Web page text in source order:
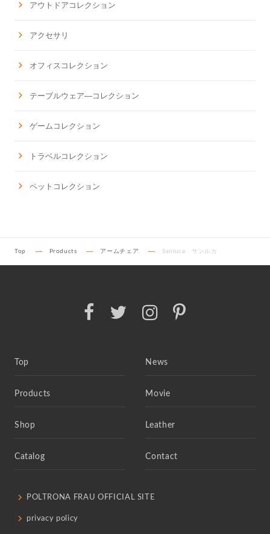
アウトドアコレクション
アクセサリ
オフィスコレクション
テーブルウェア―コレクション
ゲームコレクション
トラベルコレクション
ペットコレクション
Top Products アームチェア Sanluca サンルカ
Top News
Products Movie
Shop Leather
Catalog Contact
POLTRONA FRAU OFFICIAL SITE
privacy policy